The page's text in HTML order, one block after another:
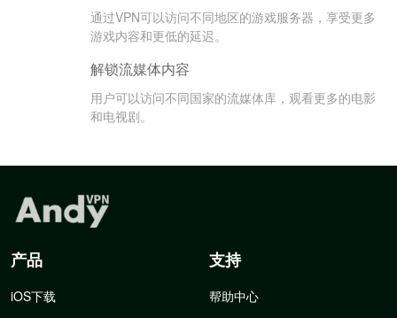
通过VPN可以访问不同地区的游戏服务器，享受更多
游戏内容和更低的延迟。
解锁流媒体内容
用户可以访问不同国家的流媒体库，观看更多的电影
和电视剧。
产品
iOS下载
支持
帮助中心